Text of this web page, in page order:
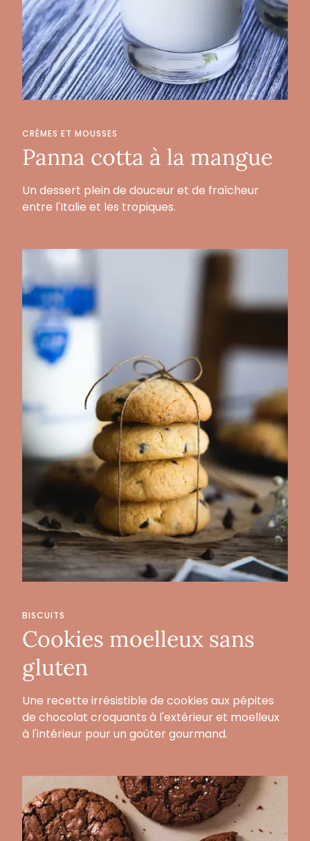
CRÈMES ET MOUSSES
Panna cotta à la mangue
Un dessert plein de douceur et de fraîcheur
entre l'Italie et les tropiques.
BISCUITS
Cookies moelleux sans
gluten
Une recette irrésistible de cookies aux pépites
de chocolat croquants à l'extérieur et moelleux
à l'intérieur pour un goûter gourmand.